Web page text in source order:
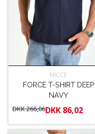
NICCE
FORCE T-SHIRT DEEP
NAVY
DKK 266,06DKK 86,02